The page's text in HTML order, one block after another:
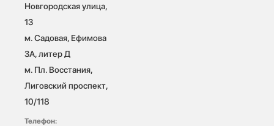
Новгородская улица,
13
м. Садовая, Ефимова
3А, литер Д
м. Пл. Восстания,
Лиговский проспект,
10/118
Телефон: